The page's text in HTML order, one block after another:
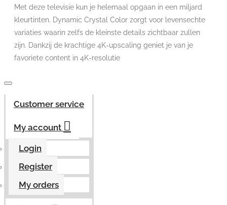
Met deze televisie kun je helemaal opgaan in een miljard
kleurtinten. Dynamic Crystal Color zorgt voor levensechte
variaties waarin zelfs de kleinste details zichtbaar zullen
zijn. Dankzij de krachtige 4K-upscaling geniet je van je
favoriete content in 4K-resolutie
Customer service
My account
Login
Register
My orders